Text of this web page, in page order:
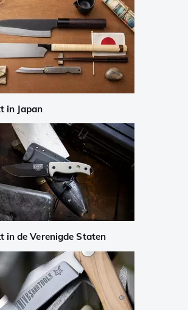
in Japan
in de Verenigde Staten